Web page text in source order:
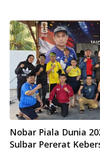
Nobar Piala Dunia
Sulbar Pererat